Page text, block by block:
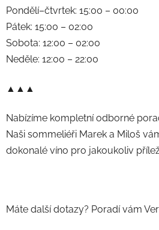
Pondělí–čtvrtek: 15:00 – 00:00
Pátek: 15:00 – 02:00
Sobota: 12:00 – 02:00
Neděle: 12:00 – 22:00
▲▲▲
Nabízíme kompletní odborné
Naši sommeliéři Marek a Miloš
dokonalé víno pro jakoukoliv
Máte další dotazy? Poradí vám